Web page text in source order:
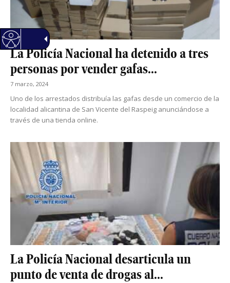
La Policía Nacional ha detenido a tres
personas por vender gafas...
7 marzo, 2024
Uno de los arrestados distribuía las gafas desde un comercio de la
localidad alicantina de San Vicente del Raspeig anunciándose a
través de una tienda online.
La Policía Nacional desarticula un
punto de venta de drogas al...